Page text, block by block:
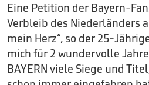
Eine Petition der Bayern-
Verbleib des Niederländers
mein Herz“, so der 25-
mich für 2 wundervolle
BAYERN viele Siege und